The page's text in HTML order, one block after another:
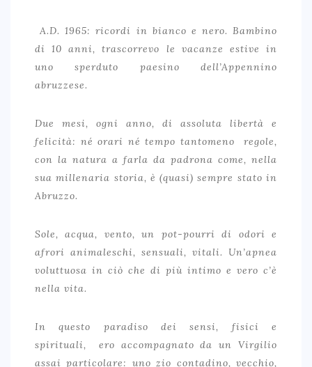
ROSSESE DI DOLCEACQUA, IL VINO DEL PONTE
CARIGNANO DEL SULCIS: MEDITERRANEAN ESSENCE
LE MILLE BOLLE…OLTRE IL PO
IL VERDICCHIO VISTO DA UN .. BALCONE
BRUNELLO VS BRUNELLO TENUTA IL POGGIONE SFIDA
CASANOVA DI NERI
A.D. 1965: ricordi in bianco e nero. Bambino
di 10 anni, trascorrevo le vacanze estive in
uno sperduto paesino dell’Appennino
abruzzese.
Due mesi, ogni anno, di assoluta libertà e
felicità: né orari né tempo tantomeno regole,
con la natura a farla da padrona come, nella
sua millenaria storia, è (quasi) sempre stato in
Abruzzo.
Sole, acqua, vento, un pot-pourri di odori e
afrori animaleschi, sensuali, vitali. Un’apnea
voluttuosa in ciò che di più intimo e vero c’è
nella vita.
In questo paradiso dei sensi, fisici e
spirituali, ero accompagnato da un Virgilio
assai particolare: uno zio contadino, vecchio,